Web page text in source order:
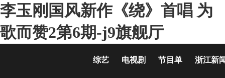
李玉刚国风新作《绕》首唱 为
歌而赞2第6期-j9旗舰厅
综艺 电视剧 节目单 浙江新